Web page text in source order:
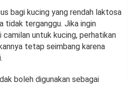
bagi kucing yang rendah laktosa
tidak terganggu. Jika ingin
camilan untuk kucing, perhatikan
tetap seimbang karena
boleh digunakan sebagai